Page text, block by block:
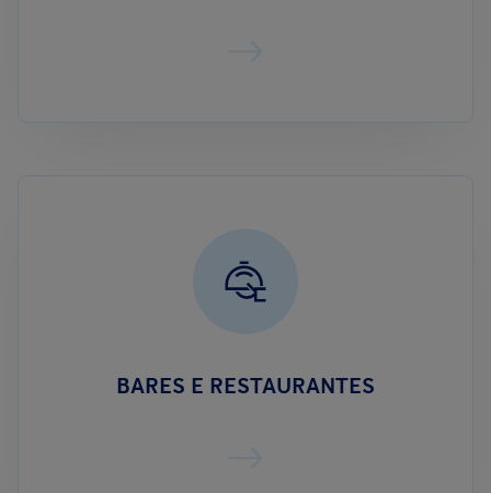
BARES E RESTAURANTES